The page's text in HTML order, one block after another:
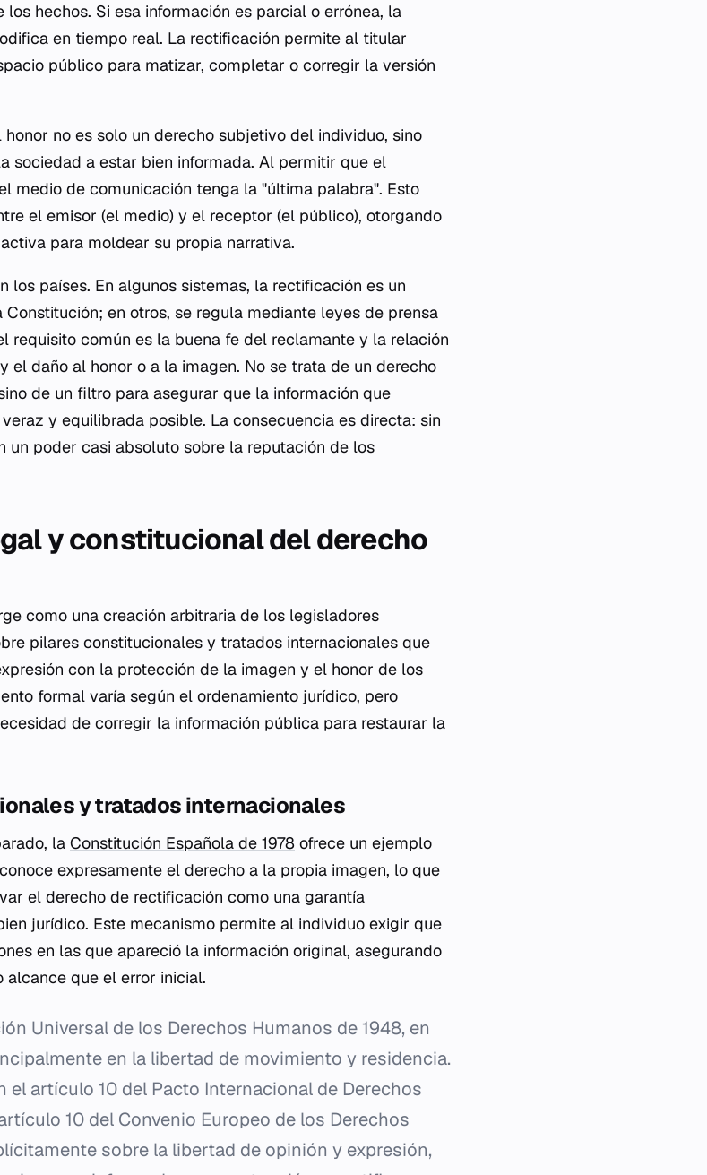
hechos. Si esa información es parcial o errónea, la
en tiempo real. La rectificación permite al titular
público para matizar, completar o corregir la versión
no es solo un derecho subjetivo del individuo, sino
sociedad a estar bien informada. Al permitir que el
medio de comunicación tenga la "última palabra". Esto
el emisor (el medio) y el receptor (el público), otorgando
para moldear su propia narrativa.
los países. En algunos sistemas, la rectificación es un
en otros, se regula mediante leyes de prensa
requisito común es la buena fe del reclamante y la relación
el daño al honor o a la imagen. No se trata de un derecho
de un filtro para asegurar que la información que
y equilibrada posible. La consecuencia es directa: sin
un poder casi absoluto sobre la reputación de los
y constitucional del derecho
como una creación arbitraria de los legisladores
pilares constitucionales y tratados internacionales que
con la protección de la imagen y el honor de los
formal varía según el ordenamiento jurídico, pero
de corregir la información pública para restaurar la
y tratados internacionales
la Constitución Española de 1978 ofrece un ejemplo
expresamente el derecho a la propia imagen, lo que
el derecho de rectificación como una garantía
jurídico. Este mecanismo permite al individuo exigir que
en las que apareció la información original, asegurando
que el error inicial.
Universal de los Derechos Humanos de 1948, en
en la libertad de movimiento y residencia.
artículo 10 del Pacto Internacional de Derechos
10 del Convenio Europeo de los Derechos
sobre la libertad de opinión y expresión,